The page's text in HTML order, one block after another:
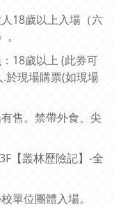
18歲以上入場（六
18歲以上 (此券可
於現場購票(如現場
售。禁帶外食、尖
【叢林歷險記】-全
單位團體入場。